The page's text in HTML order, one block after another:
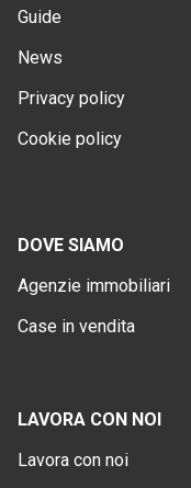
Guide
News
Privacy policy
Cookie policy
DOVE SIAMO
Agenzie immobiliari
Case in vendita
LAVORA CON NOI
Lavora con noi